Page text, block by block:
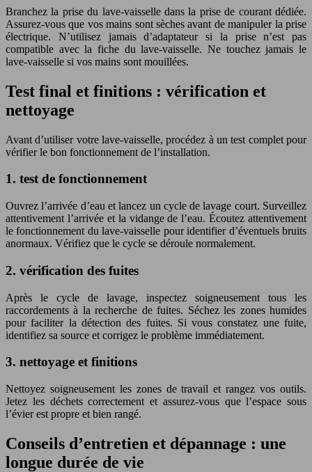
Branchez la prise du lave-vaisselle dans la prise de courant dédiée.
Assurez-vous que vos mains sont sèches avant de manipuler la prise
électrique. N’utilisez jamais d’adaptateur si la prise n’est pas
compatible avec la fiche du lave-vaisselle. Ne touchez jamais le
lave-vaisselle si vos mains sont mouillées.
Test final et finitions : vérification et
nettoyage
Avant d’utiliser votre lave-vaisselle, procédez à un test complet pour
vérifier le bon fonctionnement de l’installation.
1. test de fonctionnement
Ouvrez l’arrivée d’eau et lancez un cycle de lavage court. Surveillez
attentivement l’arrivée et la vidange de l’eau. Écoutez attentivement
le fonctionnement du lave-vaisselle pour identifier d’éventuels bruits
anormaux. Vérifiez que le cycle se déroule normalement.
2. vérification des fuites
Après le cycle de lavage, inspectez soigneusement tous les
raccordements à la recherche de fuites. Séchez les zones humides
pour faciliter la détection des fuites. Si vous constatez une fuite,
identifiez sa source et corrigez le problème immédiatement.
3. nettoyage et finitions
Nettoyez soigneusement les zones de travail et rangez vos outils.
Jetez les déchets correctement et assurez-vous que l’espace sous
l’évier est propre et bien rangé.
Conseils d’entretien et dépannage : une
longue durée de vie